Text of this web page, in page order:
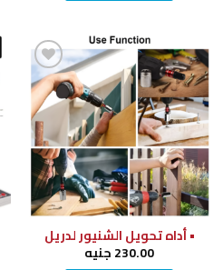
إضافة
إلى
قائمة
الرغبات
• أداه تحويل الشنيور لدريل
230.00جنيه